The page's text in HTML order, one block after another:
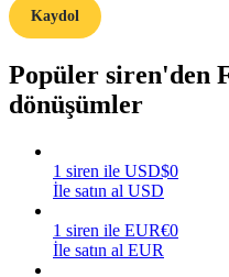
Nasıl kârlı
Kazan
Kaydol
Popüler siren'den
dönüşümler
1 siren ile USD$0
İle satın al USD
1 siren ile EUR€0
İle satın al EUR